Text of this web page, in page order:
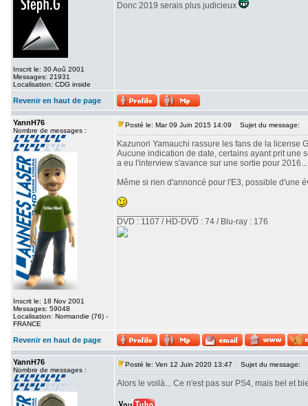
Inscrit le: 30 Aoû 2001
Messages: 21931
Localisation: CDG inside
Donc 2019 serais plus judicieux
Revenir en haut de page
YannH76
Nombre de messages :
Inscrit le: 18 Nov 2001
Messages: 59048
Localisation: Normandie (76) -
FRANCE
Posté le: Mar 09 Juin 2015 14:09 Sujet du message:
Kazunori Yamauchi rassure les fans de la license
Aucune indication de date, certains ayant prit une
a eu l'interview s'avance sur une sortie pour 2016...
Même si rien d'annoncé pour l'E3, possible d'une
DVD : 1107 / HD-DVD : 74 / Blu-ray : 176
Revenir en haut de page
YannH76
Nombre de messages :
Posté le: Ven 12 Juin 2020 13:47 Sujet du message:
Alors le voilà... Ce n'est pas sur PS4, mais bel et